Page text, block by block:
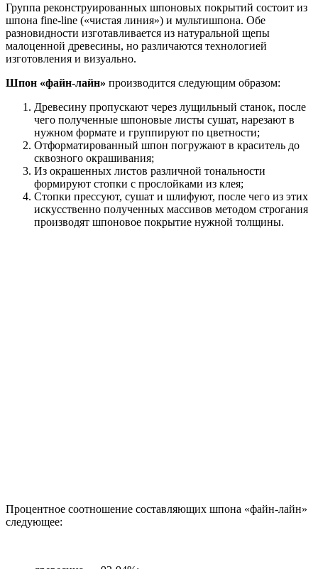
Группа реконструированных шпоновых покрытий состоит из
шпона fine-line («чистая линия») и мультишпона. Обе
разновидности изготавливается из натуральной щепы
малоценной древесины, но различаются технологией
изготовления и визуально.
Шпон «файн-лайн» производится следующим образом:
Древесину пропускают через лущильный станок, после
чего полученные шпоновые листы сушат, нарезают в
нужном формате и группируют по цветности;
Отформатированный шпон погружают в краситель до
сквозного окрашивания;
Из окрашенных листов различной тональности
формируют стопки с прослойками из клея;
Стопки прессуют, сушат и шлифуют, после чего из этих
искусственно полученных массивов методом строгания
производят шпоновое покрытие нужной толщины.
Процентное соотношение составляющих шпона «файн-лайн»
следующее: